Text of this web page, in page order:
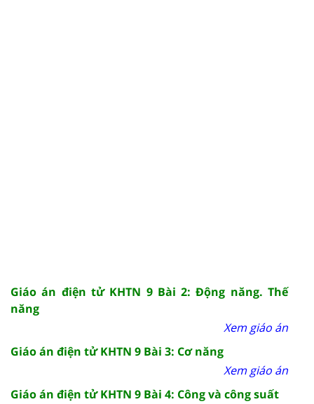
Giáo án điện tử KHTN 9 Bài 2: Động năng. Thế
năng
Xem giáo án
Giáo án điện tử KHTN 9 Bài 3: Cơ năng
Xem giáo án
Giáo án điện tử KHTN 9 Bài 4: Công và công suất